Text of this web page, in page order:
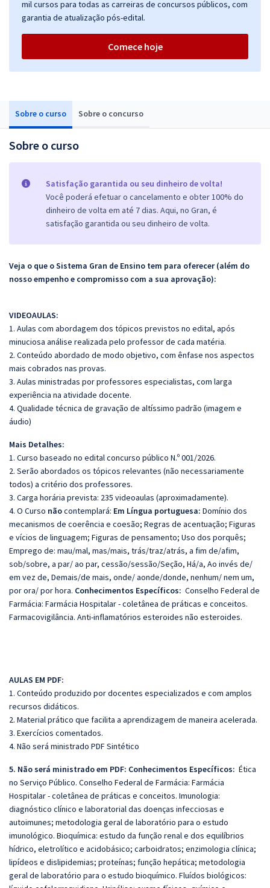
Sobre o curso Sobre o concurso
Sobre o curso
Satisfação garantida ou seu dinheiro de volta!
Você poderá efetuar o cancelamento e obter 100% do
dinheiro de volta em até 7 dias. Aqui, no Gran, é
satisfação garantida ou seu dinheiro de volta.
Veja o que o Sistema Gran de Ensino tem para oferecer (além do
nosso empenho e compromisso com a sua aprovação):
VIDEOAULAS:
1. Aulas com abordagem dos tópicos previstos no edital, após
minuciosa análise realizada pelo professor de cada matéria.
2. Conteúdo abordado de modo objetivo, com ênfase nos aspectos
mais cobrados nas provas.
3. Aulas ministradas por professores especialistas, com larga
experiência na atividade docente.
4. Qualidade técnica de gravação de altíssimo padrão (imagem e
áudio)
Mais Detalhes:
1. Curso baseado no edital concurso público N.º 001/2026.
2. Serão abordados os tópicos relevantes (não necessariamente
todos) a critério dos professores.
3. Carga horária prevista: 235 videoaulas (aproximadamente).
4. O Curso nãocontemplará: Em Língua portuguesa: Domínio dos
mecanismos de coerência e coesão; Regras de acentuação; Figuras
e vícios de linguagem; Figuras de pensamento; Uso dos porquês;
Emprego de: mau/mal, mas/mais, trás/traz/atrás, a fim de/afim,
sob/sobre, a par/ ao par, cessão/sessão/Seção, Há/a, Ao invés de/
em vez de, Demais/de mais, onde/ aonde/donde, nenhum/ nem um,
por ora/ por hora. Conhecimentos Específicos: Conselho Federal de
Farmácia: Farmácia Hospitalar - coletânea de práticas e conceitos.
Farmacovigilância. Anti-inflamatórios esteroides não esteroides.
AULAS EM PDF:
1. Conteúdo produzido por docentes especializados e com amplos
recursos didáticos.
2. Material prático que facilita a aprendizagem de maneira acelerada.
3. Exercícios comentados.
4. Não será ministrado PDF Sintético
5. Não será ministrado em PDF: Conhecimentos Específicos: Ética
no Serviço Público. Conselho Federal de Farmácia: Farmácia
Hospitalar - coletânea de práticas e conceitos. Imunologia:
diagnóstico clínico e laboratorial das doenças infecciosas e
autoimunes; metodologia geral de laboratório para o estudo
imunológico. Bioquímica: estudo da função renal e dos equilíbrios
hídrico, eletrolítico e acidobásico; carboidratos; enzimologia clínica;
lipídeos e dislipidemias; proteínas; função hepática; metodologia
geral de laboratório para o estudo bioquímico. Fluídos biológicos:
mil cursos para todas as carreiras de concursos públicos, com
garantia de atualização pós-edital.
Comece hoje